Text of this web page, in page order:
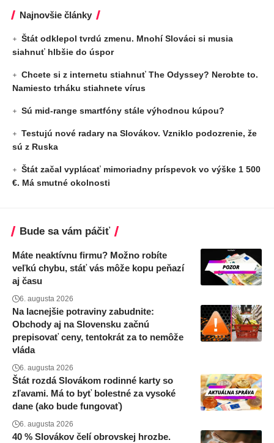
Najnovšie články
Štát odklepol tvrdú zmenu. Mnohí Slováci si musia
siahnuť hlbšie do úspor
Chcete si z internetu stiahnuť The Odyssey? Nerobte to.
Namiesto trháku stiahnete vírus
Sú mid-range smartfóny stále výhodnou kúpou?
Testujú nové radary na Slovákov. Vzniklo podozrenie, že
sú z Ruska
Štát začal vyplácať mimoriadny príspevok vo výške 1 500
€. Má smutné okolnosti
Bude sa vám páčiť
Máte neaktívnu firmu? Možno robíte
veľkú chybu, stáť vás môže kopu peňazí
aj času
6. augusta 2026
Na lacnejšie potraviny zabudnite:
Obchody aj na Slovensku začnú
prepisovať ceny, tentokrát za to nemôže
vláda
6. augusta 2026
Štát rozdá Slovákom rodinné karty so
zľavami. Má to byť bolestné za vysoké
dane (ako bude fungovať)
6. augusta 2026
40 % Slovákov čelí obrovskej hrozbe.